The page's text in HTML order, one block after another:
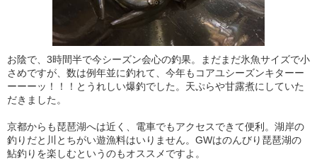
お陰で、3時間半で今シーズン会心の釣果。まだまだ氷魚サイズで小
さめですが、数は例年並に釣れて、今年もコアユシーズンキターー
ーーーッ！！！とうれしい爆釣でした。天ぷらや甘露煮にしていた
だきました。
京都からも琵琶湖へは近く、電車でもアクセスできて便利。湖岸の
釣りだと川とちがい遊漁料はいりません。GWはのんびり琵琶湖の
鮎釣りを楽しむというのもオススメですよ。